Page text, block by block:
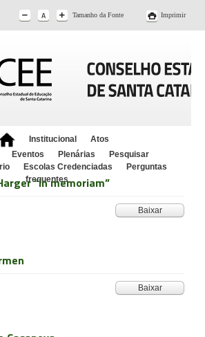
Tamanho da Fonte Imprimir
Institucional
Atos
Eventos Plenárias
Pesquisar
Escolas Credenciadas
Perguntas
frequentes
“in memoriam”
Baixar
Baixar